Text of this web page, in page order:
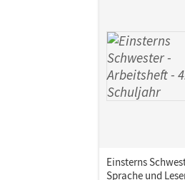
Einsterns
Sprache und